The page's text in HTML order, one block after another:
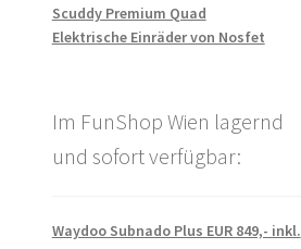
Scuddy Premium Quad
Elektrische Einräder von Nosfet
Im FunShop Wien lagernd
und sofort verfügbar:
Waydoo Subnado Plus EUR 849,- inkl.